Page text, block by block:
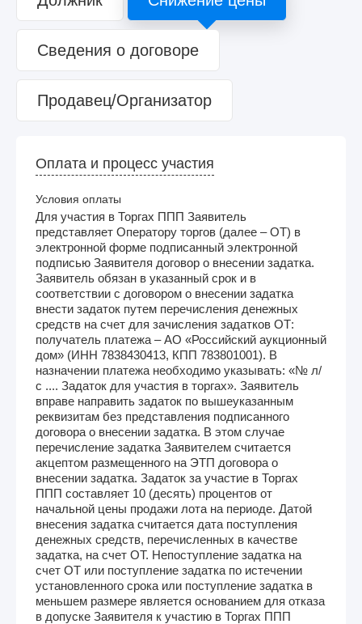
Сведения о договоре
Продавец/Организатор
Оплата и процесс участия
Условия оплаты
Для участия в Торгах ППП Заявитель
представляет Оператору торгов (далее – ОТ) в
электронной форме подписанный электронной
подписью Заявителя договор о внесении задатка.
Заявитель обязан в указанный срок и в
соответствии с договором о внесении задатка
внести задаток путем перечисления денежных
средств на счет для зачисления задатков ОТ:
получатель платежа – АО «Российский аукционный
дом» (ИНН 7838430413, КПП 783801001). В
назначении платежа необходимо указывать: «№ л/
с .... Задаток для участия в торгах». Заявитель
вправе направить задаток по вышеуказанным
реквизитам без представления подписанного
договора о внесении задатка. В этом случае
перечисление задатка Заявителем считается
акцептом размещенного на ЭТП договора о
внесении задатка. Задаток за участие в Торгах
ППП составляет 10 (десять) процентов от
начальной цены продажи лота на периоде. Датой
внесения задатка считается дата поступления
денежных средств, перечисленных в качестве
задатка, на счет ОТ. Непоступление задатка на
счет ОТ или поступление задатка по истечении
установленного срока или поступление задатка в
меньшем размере является основанием для отказа
в допуске Заявителя к участию в Торгах ППП